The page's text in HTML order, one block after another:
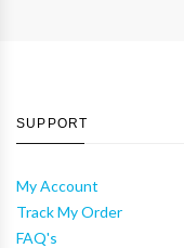
SUPPORT
My Account
Track My Order
FAQ's